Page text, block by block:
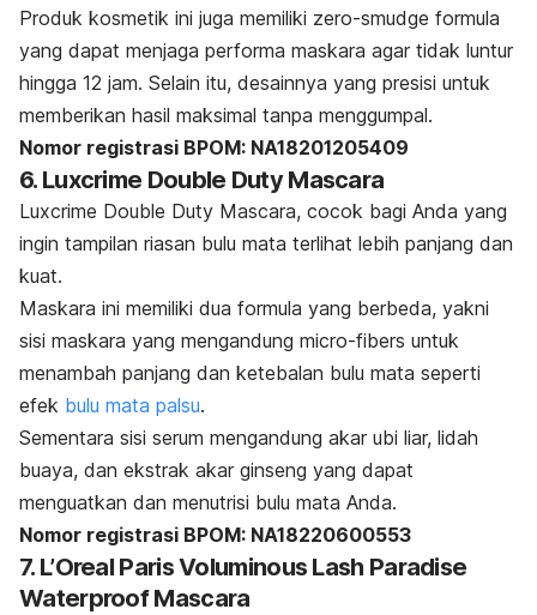
Produk kosmetik ini juga memiliki zero-smudge formula
yang dapat menjaga performa maskara agar tidak luntur
hingga 12 jam. Selain itu, desainnya yang presisi untuk
memberikan hasil maksimal tanpa menggumpal.
Nomor registrasi BPOM: NA18201205409
6. Luxcrime Double Duty Mascara
Luxcrime Double Duty Mascara, cocok bagi Anda yang
ingin tampilan riasan bulu mata terlihat lebih panjang dan
kuat.
Maskara ini memiliki dua formula yang berbeda, yakni
sisi maskara yang mengandung micro-fibers untuk
menambah panjang dan ketebalan bulu mata seperti
efek bulu mata palsu.
Sementara sisi serum mengandung akar ubi liar, lidah
buaya, dan ekstrak akar ginseng yang dapat
menguatkan dan menutrisi bulu mata Anda.
Nomor registrasi BPOM: NA18220600553
7. L’Oreal Paris Voluminous Lash Paradise
Waterproof Mascara